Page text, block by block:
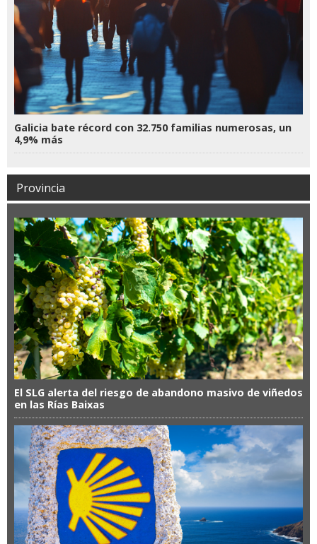
Galicia bate récord con 32.750 familias numerosas, un
4,9% más
Provincia
El SLG alerta del riesgo de abandono masivo de viñedos
en las Rías Baixas